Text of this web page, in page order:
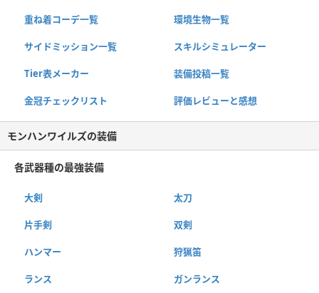
重ね着コーデ一覧 環境生物一覧
サイドミッション一覧 スキルシミュレーター
Tier表メーカー 装備投稿一覧
金冠チェックリスト 評価レビューと感想
モンハンワイルズの装備
各武器種の最強装備
大剣 太刀
片手剣 双剣
ハンマー 狩猟笛
ランス ガンランス